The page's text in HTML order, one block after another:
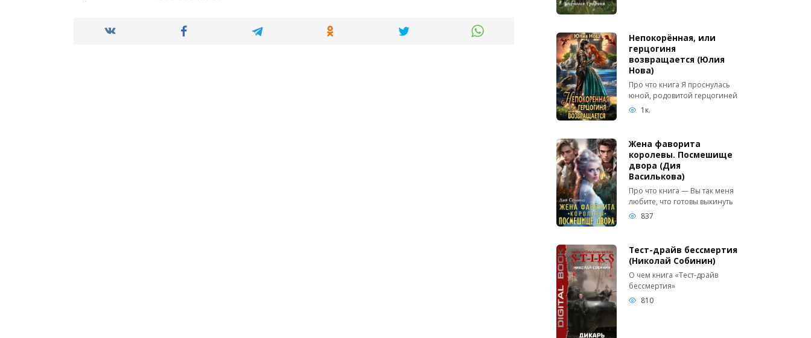
Непокорённая, или
герцогиня
возвращается (Юлия
Нова)
Про что книга Я проснулась
юной, родовитой герцогиней
1к.
Жена фаворита
королевы. Посмешище
двора (Дия
Василькова)
Про что книга — Вы так меня
любите, что готовы выкинуть
837
Тест-драйв бессмертия
(Николай Собинин)
О чем книга «Тест-драйв
бессмертия»
810